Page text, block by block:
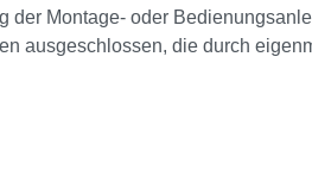
Montage- oder
ausgeschlossen, die durch